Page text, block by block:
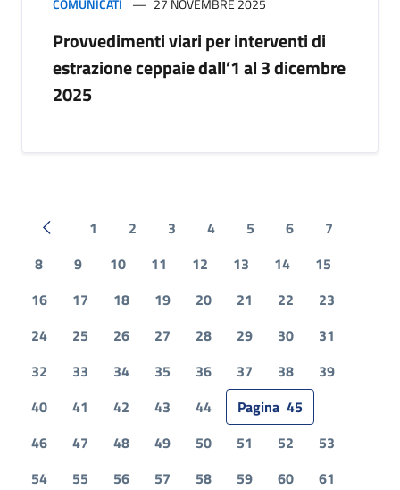
COMUNICATI 27 NOVEMBRE 2025
Provvedimenti viari per interventi di
estrazione ceppaie dall’1 al 3 dicembre
2025
Pagina precedente
1 2 3 4 5 6
7
8
9 10 11 12 13 14
15
16
17 18 19 20 21 22
23
24
25 26 27 28 29 30
31
32
33 34 35 36 37 38
39
40
41 42 43 44 Pagina 45
46
47 48 49 50 51 52
53
54
55 56 57 58 59 60
61